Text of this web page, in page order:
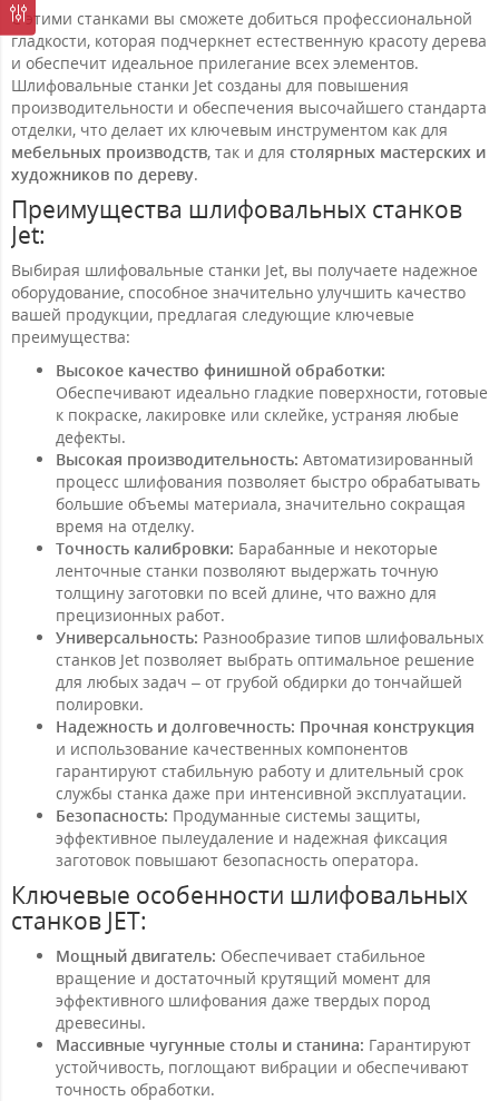
С этими станками вы сможете добиться профессиональной
гладкости, которая подчеркнет естественную красоту дерева
и обеспечит идеальное прилегание всех элементов.
Шлифовальные станки Jet созданы для повышения
производительности и обеспечения высочайшего стандарта
отделки, что делает их ключевым инструментом как для
мебельных производств, так и для столярных мастерских и
художников по дереву.
Преимущества шлифовальных станков
Jet:
Выбирая шлифовальные станки Jet, вы получаете надежное
оборудование, способное значительно улучшить качество
вашей продукции, предлагая следующие ключевые
преимущества:
Высокое качество финишной обработки:
Обеспечивают идеально гладкие поверхности, готовые
к покраске, лакировке или склейке, устраняя любые
дефекты.
Высокая производительность: Автоматизированный
процесс шлифования позволяет быстро обрабатывать
большие объемы материала, значительно сокращая
время на отделку.
Точность калибровки: Барабанные и некоторые
ленточные станки позволяют выдержать точную
толщину заготовки по всей длине, что важно для
прецизионных работ.
Универсальность: Разнообразие типов шлифовальных
станков Jet позволяет выбрать оптимальное решение
для любых задач – от грубой обдирки до тончайшей
полировки.
Надежность и долговечность: Прочная конструкция
и использование качественных компонентов
гарантируют стабильную работу и длительный срок
службы станка даже при интенсивной эксплуатации.
Безопасность: Продуманные системы защиты,
эффективное пылеудаление и надежная фиксация
заготовок повышают безопасность оператора.
Ключевые особенности шлифовальных
станков JET:
Мощный двигатель: Обеспечивает стабильное
вращение и достаточный крутящий момент для
эффективного шлифования даже твердых пород
древесины.
Массивные чугунные столы и станина: Гарантируют
устойчивость, поглощают вибрации и обеспечивают
точность обработки.